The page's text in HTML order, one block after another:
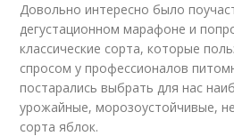
Довольно интересно было
дегустационном марафоне и
классические сорта, которые
спросом у профессионалов
постарались выбрать для нас
урожайные, морозоустойчивые,
сорта яблок.